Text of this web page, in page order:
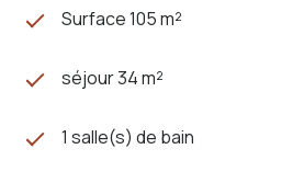
Surface 105 m²
séjour 34 m²
1 salle(s) de bain